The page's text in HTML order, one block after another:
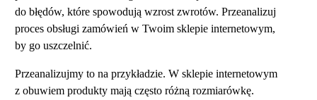
do błędów, które spowodują wzrost zwrotów. Przeanalizuj
proces obsługi zamówień w Twoim sklepie internetowym,
by go uszczelnić.
Przeanalizujmy to na przykładzie. W sklepie internetowym
z obuwiem produkty mają często różną rozmiarówkę.